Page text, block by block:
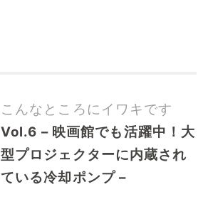
こんなところにイワキです
Vol.6 – 映画館でも活躍中！大
型プロジェクターに内蔵され
ている冷却ポンプ –